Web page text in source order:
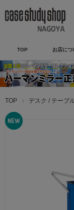
TOP お店につ
TOP デスク / テーブ